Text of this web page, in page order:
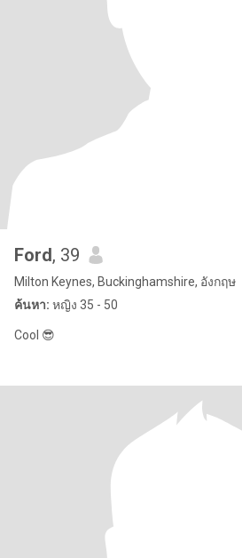
Ford, 39
Milton Keynes, Buckinghamshire, อังกฤษ
ค้นหา: หญิง 35 - 50
Cool 😎